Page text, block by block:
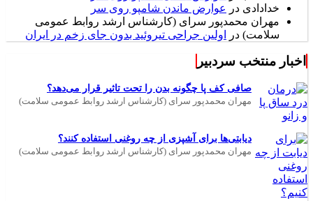
خدادادی در
عوارض ماندن شامپو روی سر
مهران محمدپور سرای (کارشناس ارشد روابط عمومی
سلامت) در اولین جراحی تیروئید بدون جای زخم در ایران
اخبار منتخب سردبیر
صافی کف پا چگونه بدن را تحت تاثیر قرار می‌دهد؟
مهران محمدپور سرای (کارشناس ارشد روابط عمومی سلامت)
دیابتی‌ها برای آشپزی از چه روغنی استفاده کنند؟
مهران محمدپور سرای (کارشناس ارشد روابط عمومی سلامت)